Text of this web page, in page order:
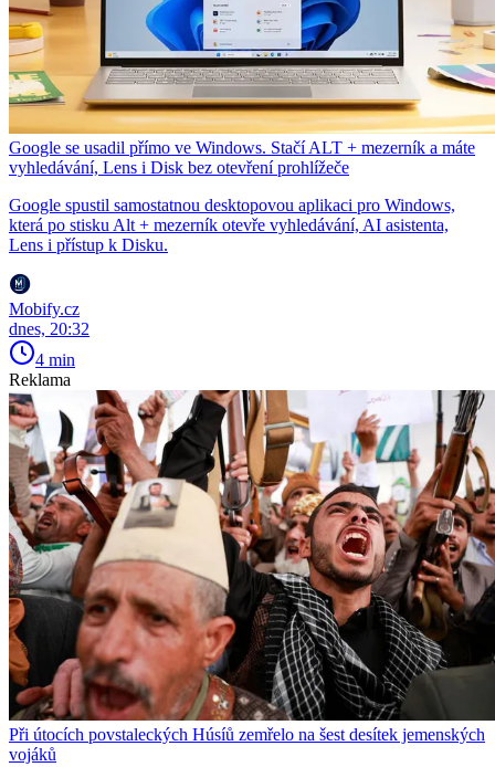
Google se usadil přímo ve Windows. Stačí ALT + mezerník a máte
vyhledávání, Lens i Disk bez otevření prohlížeče
Google spustil samostatnou desktopovou aplikaci pro Windows,
která po stisku Alt + mezerník otevře vyhledávání, AI asistenta,
Lens i přístup k Disku.
Mobify.cz
dnes, 20:32
4 min
Reklama
Při útocích povstaleckých Húsíů zemřelo na šest desítek jemenských
vojáků